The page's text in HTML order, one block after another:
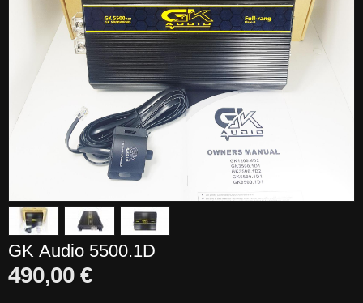
GK Audio 5500.1D
490,00 €